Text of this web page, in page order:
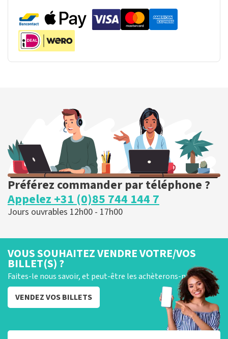
Préférez commander par téléphone ?
Appelez +31 (0)85 744 144 7
Jours ouvrables 12h00 - 17h00
VOUS SOUHAITEZ VENDRE VOTRE/VOS
BILLET(S) ?
Faites-le nous savoir, et peut-être les achèterons-nous !
VENDEZ VOS BILLETS